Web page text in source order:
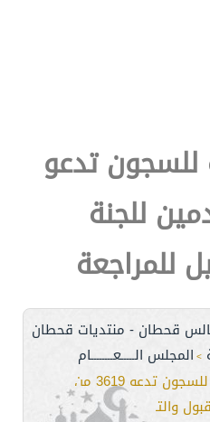
للسجون تدعو
للجنة
للمراجعة
قحطان - منتديات قحطان
> المجلس الـــــعــــــــام
المديرية العامة للسجون تدعو 3619 من
والتسجيل للمراجعة